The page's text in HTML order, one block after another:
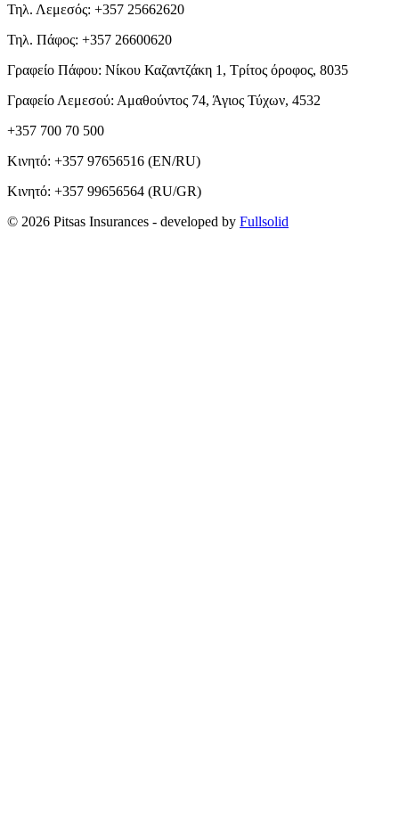
Τηλ. Λεμεσός: +357 25662620
Τηλ. Πάφος: +357 26600620
Γραφείο Πάφου: Νίκου Καζαντζάκη 1, Τρίτος όροφος, 8035
Γραφείο Λεμεσού: Αμαθούντος 74, Άγιος Τύχων, 4532
+357 700 70 500
Κινητό: +357 97656516 (EN/RU)
Κινητό: +357 99656564 (RU/GR)
© 2026 Pitsas Insurances - developed by Fullsolid